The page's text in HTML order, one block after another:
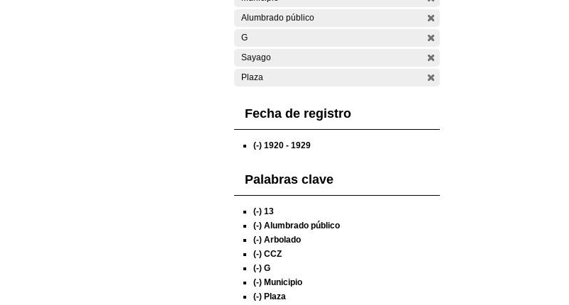
Alumbrado público
G
Sayago
Plaza
Fecha de registro
(-) 1920 - 1929
Palabras clave
(-) 13
(-) Alumbrado público
(-) Arbolado
(-) CCZ
(-) G
(-) Municipio
(-) Plaza